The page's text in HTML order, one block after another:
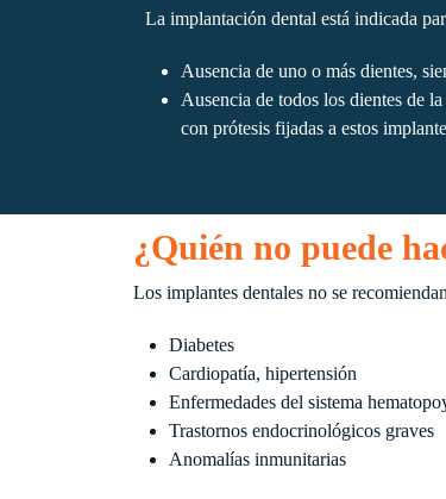
La implantación dental está indicada
Ausencia de uno o más dientes,
Ausencia de todos los dientes de
con prótesis fijadas a estos
¿Quién no puede
Los implantes dentales no se
Diabetes
Cardiopatía, hipertensión
Enfermedades del sistema
Trastornos endocrinológicos graves
Anomalías inmunitarias